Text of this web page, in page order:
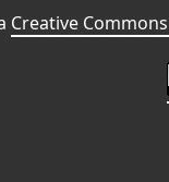
Creative